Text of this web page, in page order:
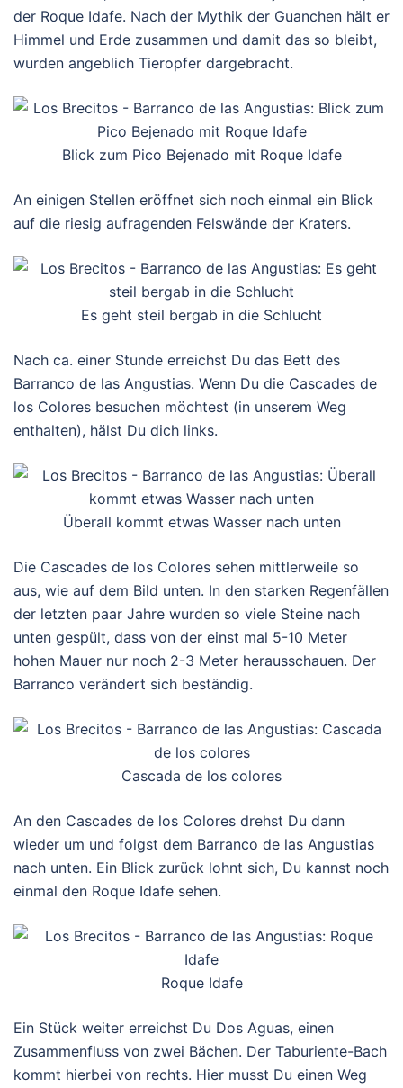
der Roque Idafe. Nach der Mythik der Guanchen hält er
Himmel und Erde zusammen und damit das so bleibt,
wurden angeblich Tieropfer dargebracht.
Blick zum Pico Bejenado mit Roque Idafe
An einigen Stellen eröffnet sich noch einmal ein Blick
auf die riesig aufragenden Felswände der Kraters.
Es geht steil bergab in die Schlucht
Nach ca. einer Stunde erreichst Du das Bett des
Barranco de las Angustias. Wenn Du die Cascades de
los Colores besuchen möchtest (in unserem Weg
enthalten), hälst Du dich links.
Überall kommt etwas Wasser nach unten
Die Cascades de los Colores sehen mittlerweile so
aus, wie auf dem Bild unten. In den starken Regenfällen
der letzten paar Jahre wurden so viele Steine nach
unten gespült, dass von der einst mal 5-10 Meter
hohen Mauer nur noch 2-3 Meter herausschauen. Der
Barranco verändert sich beständig.
Cascada de los colores
An den Cascades de los Colores drehst Du dann
wieder um und folgst dem Barranco de las Angustias
nach unten. Ein Blick zurück lohnt sich, Du kannst noch
einmal den Roque Idafe sehen.
Roque Idafe
Ein Stück weiter erreichst Du Dos Aguas, einen
Zusammenfluss von zwei Bächen. Der Taburiente-Bach
kommt hierbei von rechts. Hier musst Du einen Weg